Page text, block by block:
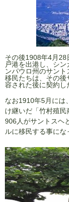
その後1908年4月28
戸港を出港し、シ
ンパウロ州のサン
移民たちは、その後
容された後に契約し
なお1910年5月には
け継いだ「竹村殖民
906人がサントスヘ
ルに移民する事にな